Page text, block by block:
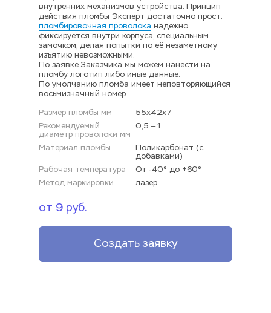
внутренних механизмов устройства. Принцип
пломбировочная проволока надежно
фиксируется внутри корпуса, специальным
замочком, делая попытки по её незаметному
изъятию невозможными.
По заявке Заказчика мы можем нанести на
пломбу логотип либо иные данные.
По умолчанию пломба имеет неповторяющийся
восьмизначный номер.
Размер пломбы мм
55х42х7
Рекомендуемый
диаметр проволоки мм
0,5 — 1
Материал пломбы
Поликарбонат (с
добавками)
Рабочая температура
От -40° до +60°
Метод маркировки
лазер
от 9 руб.
Создать заявку